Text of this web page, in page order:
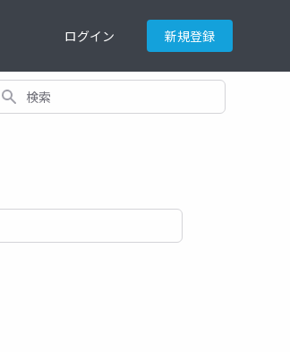
ログイン 新規登録